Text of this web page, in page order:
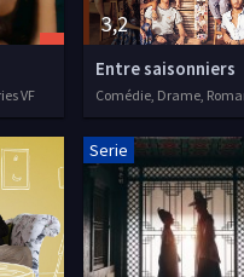
VF
3,2
Entre saisonniers
Serie